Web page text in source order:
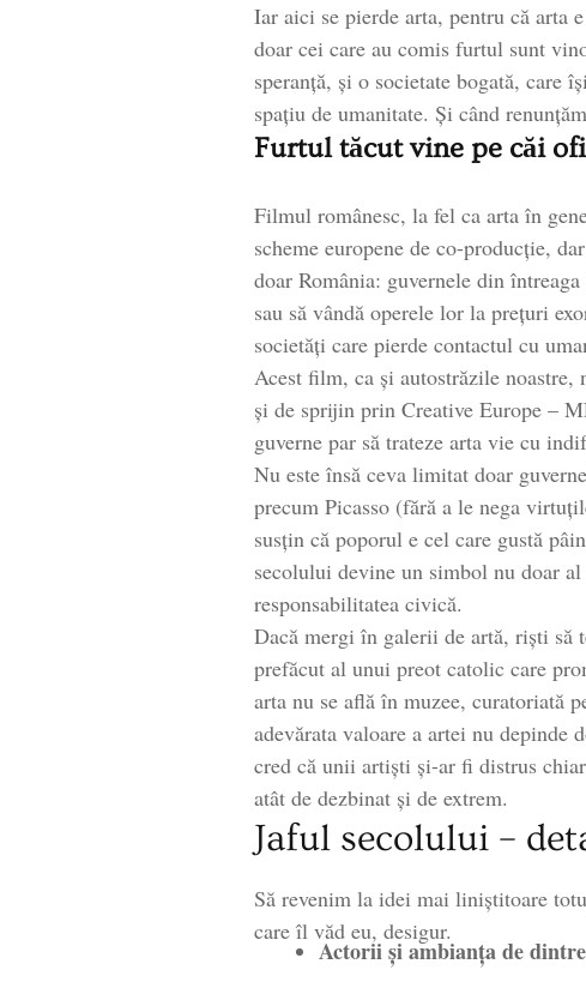
Iar aici se pierde arta, pentru că arta
doar cei care au comis furtul sunt
speranță, și o societate bogată, care
spațiu de umanitate. Și când
Furtul tăcut vine pe căi
Filmul românesc, la fel ca arta în
scheme europene de co-producție,
doar România: guvernele din
sau să vândă operele lor la prețuri
societăți care pierde contactul cu
Acest film, ca și autostrăzile noastre,
și de sprijin prin Creative Europe –
guverne par să trateze arta vie cu
Nu este însă ceva limitat doar
precum Picasso (fără a le nega
susțin că poporul e cel care gustă
secolului devine un simbol nu doar
responsabilitatea civică.
Dacă mergi în galerii de artă, riști să
prefăcut al unui preot catolic care
arta nu se află în muzee, curatoriată
adevărata valoare a artei nu depinde
cred că unii artiști și-ar fi distrus
atât de dezbinat și de extrem.
Jaful secolului –
Să revenim la idei mai liniștitoare
care îl văd eu, desigur.
Actorii și ambianța de